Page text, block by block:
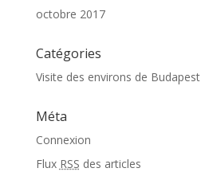
octobre 2017
Catégories
Visite des environs de Budapest
Méta
Connexion
Flux RSS des articles